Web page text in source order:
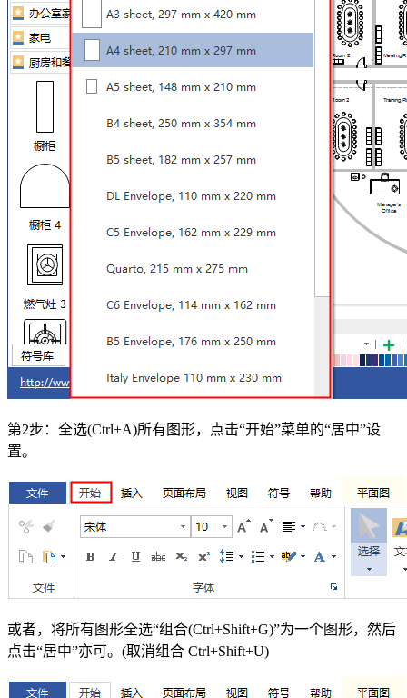
第2步：全选(Ctrl+A)所有图形，点击“开始”菜单的“居中”设
置。
或者，将所有图形全选“组合(Ctrl+Shift+G)”为一个图形，然后
点击“居中”亦可。(取消组合 Ctrl+Shift+U)